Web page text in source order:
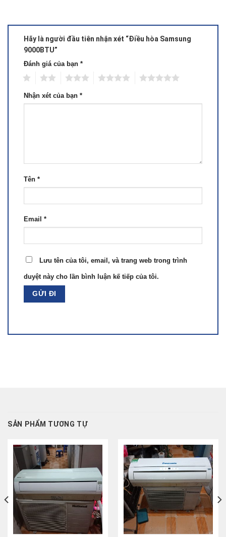
Hãy là người đầu tiên nhận xét “Điều hòa Samsung
9000BTU”
Đánh giá của bạn *
Nhận xét của bạn *
Tên *
Email *
Lưu tên của tôi, email, và trang web trong trình
duyệt này cho lần bình luận kế tiếp của tôi.
SẢN PHẨM TƯƠNG TỰ